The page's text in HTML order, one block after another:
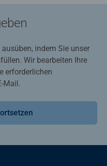
indem Sie unser
Wir bearbeiten Ihre
erforderlichen
Mail.